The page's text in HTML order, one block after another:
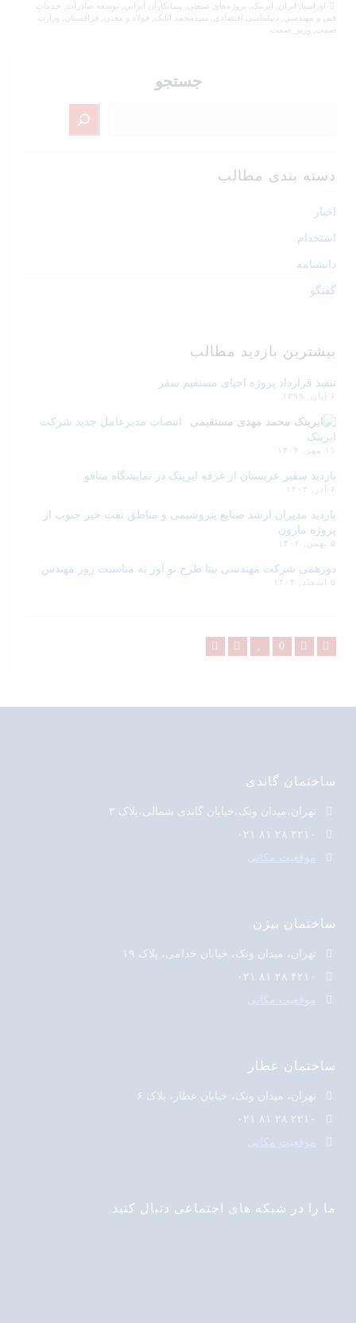
اوراسیا
ایران ایریتک پروژه‌های صنعتی پیمانکاران ایرانی توسعه صادرات
خدمات
فنی و مهندسی
دیپلماسی اقتصادی سیدمحمد اتابک فولاد و معدن قزاقستان
وزارت
صمت
وزیر_صمت
جستجو
دسته بندی مطالب
اخبار
استخدام
دانشنامه
گفتگو
بیشترین بازدید مطالب
تنفیذ قرارداد پروژه احیای مستقیم سقز
۶ آبان, ۱۳۹۹
انتصاب مدیرعامل جدید شرکت
ایریتک
۱۱ مهر, ۱۴۰۲
بازدید سفیر عربستان از غرفه ایریتک در نمایشگاه متافو
۶ آذر, ۱۴۰۲
بازدید مدیران ارشد صنایع پتروشیمی و مناطق نفت خیر جنوب از
پروژه مارون
۵ بهمن, ۱۴۰۲
دورهمی شرکت مهندسی بیتا طرح نو آور به مناسبت روز مهندس
۵ اسفند, ۱۴۰۲
ساختمان گاندی
تهران،میدان ونک،خیابان گاندی شمالی،پلاک ۳
۳۲۱۰ ۲۸ ۸۱ ۰۲۱
موقعیت مکانی
ساختمان بیژن
تهران، میدان ونک، خیابان خدامی، پلاک ۱۹
۴۲۱۰ ۲۸ ۸۱ ۰۲۱
موقعیت مکانی
ساختمان عطار
تهران، میدان ونک، خیابان عطار، پلاک ۶
۲۲۱۰ ۲۸ ۸۱ ۰۲۱
موقعیت مکانی
ما را در شبکه های اجتماعی دنبال کنید